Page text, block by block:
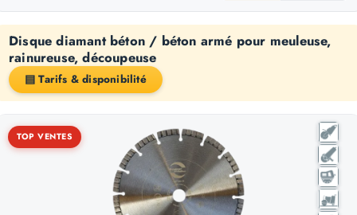
Disque diamant béton / béton armé pour meuleuse,
rainureuse, découpeuse
▤ Tarifs & disponibilité
TOP VENTES